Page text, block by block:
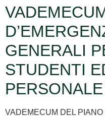
GENERALI
STUDENTI
VADEMECUM DEL PIANO